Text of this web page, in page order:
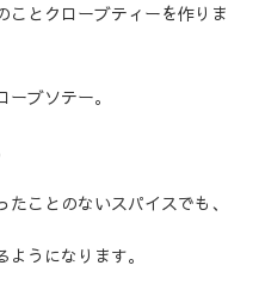
ことクローブティーを作りま
ブソテー。
ことのないスパイスでも、
うになります。